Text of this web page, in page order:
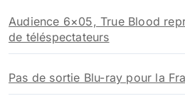
Audience 6×05, True Blood
de téléspectateurs
Pas de sortie Blu-ray pour la